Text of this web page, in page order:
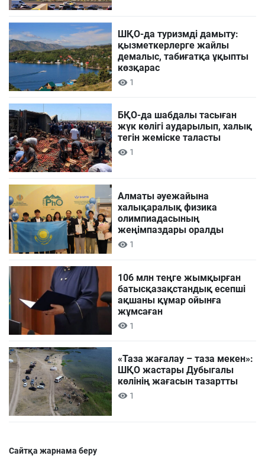
ШҚО-да туризмді дамыту:
қызметкерлерге жайлы
демалыс, табиғатқа ұқыпты
көзқарас
1
БҚО-да шабдалы тасыған
жүк көлігі аударылып, халық
тегін жеміске таласты
1
Алматы әуежайына
халықаралық физика
олимпиадасының
жеңімпаздары оралды
1
106 млн теңге жымқырған
батысқазақстандық есепші
ақшаны құмар ойынға
жұмсаған
1
«Таза жағалау – таза мекен»:
ШҚО жастары Дубыгалы
көлінің жағасын тазартты
1
Сайтқа жарнама беру